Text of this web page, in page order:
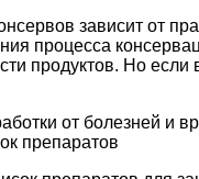
зависит от
процесса
продуктов. Но если
от болезней и
препаратов